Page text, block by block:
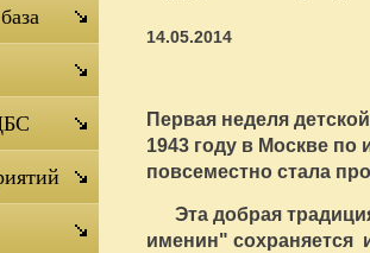
14.05.2014
Первая неделя
1943 году в Москве по
повсеместно стала
Эта добрая
именин" сохраняется